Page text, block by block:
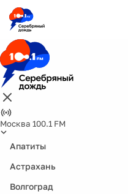
Москва 100.1 FM
Апатиты
Астрахань
Волгоград